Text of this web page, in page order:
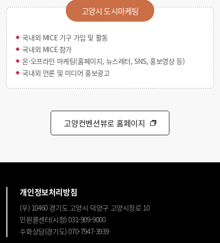
고양시 도시마케팅
국내외 MICE 기구 가입 및 활동
국내외 MICE 참가
온·오프라인 마케팅(홈페이지, 뉴스레터, SNS, 홍보영상 등)
국내외 언론 및 미디어 홍보광고
고양컨벤션뷰로 홈페이지
개인정보처리방침
(우) 10460 경기도 고양시 덕양구 고양시청로 10
민원콜센터(시청) 031-909-9000
수화상담(경기도) 070-7947-3939